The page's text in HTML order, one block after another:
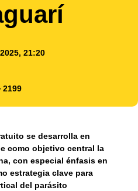
21:20
2199
se desarrolla en
como objetivo central la
con especial énfasis en
estrategia clave para
del parásito